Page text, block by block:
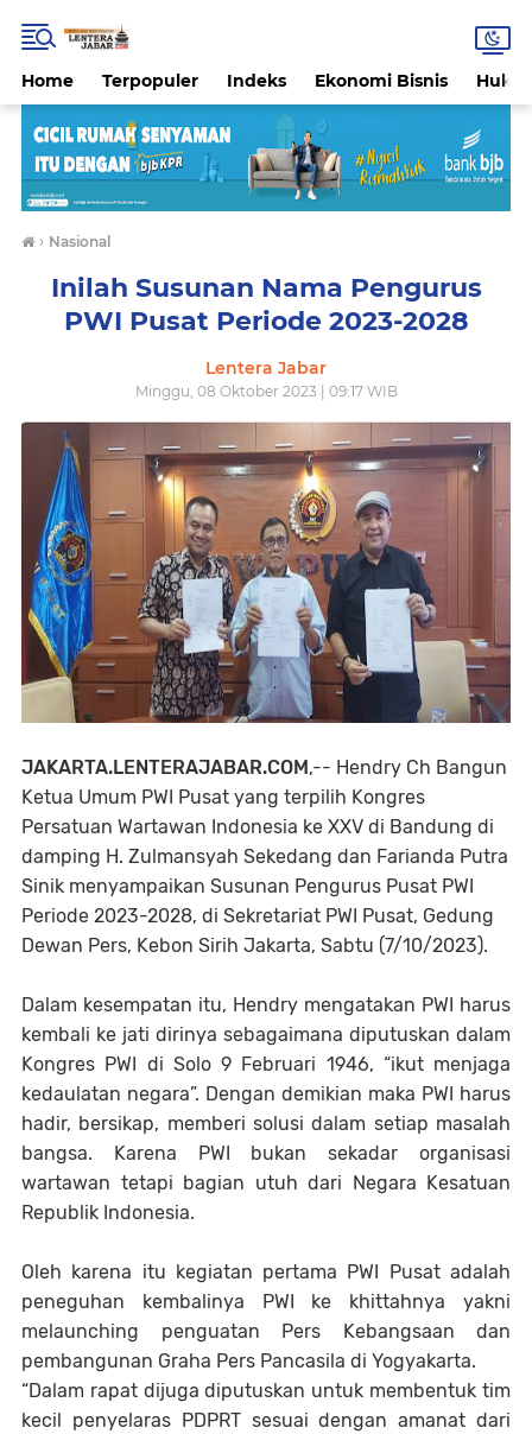
Home Terpopuler Indeks Ekonomi Bisnis
› Nasional
Inilah Susunan Nama Pengurus
PWI Pusat Periode 2023-2028
Lentera Jabar
Minggu, 08 Oktober 2023 | 09:17 WIB
JAKARTA.LENTERAJABAR.COM ,-- Hendry Ch Bangun
Ketua Umum PWI Pusat yang terpilih Kongres
Persatuan Wartawan Indonesia ke XXV di Bandung di
damping H. Zulmansyah Sekedang dan Farianda Putra
Sinik menyampaikan Susunan Pengurus Pusat PWI
Periode 2023-2028, di Sekretariat PWI Pusat, Gedung
Dewan Pers, Kebon Sirih Jakarta, Sabtu (7/10/2023).
Dalam kesempatan itu, Hendry mengatakan PWI harus
kembali ke jati dirinya sebagaimana diputuskan dalam
Kongres PWI di Solo 9 Februari 1946, “ikut menjaga
kedaulatan negara”. Dengan demikian maka PWI harus
hadir, bersikap, memberi solusi dalam setiap masalah
bangsa. Karena PWI bukan sekadar organisasi
wartawan tetapi bagian utuh dari Negara Kesatuan
Republik Indonesia.
Oleh karena itu kegiatan pertama PWI Pusat adalah
peneguhan kembalinya PWI ke khittahnya yakni
melaunching penguatan Pers Kebangsaan dan
pembangunan Graha Pers Pancasila di Yogyakarta.
“Dalam rapat dijuga diputuskan untuk membentuk tim
kecil penyelaras PDPRT sesuai dengan amanat dari